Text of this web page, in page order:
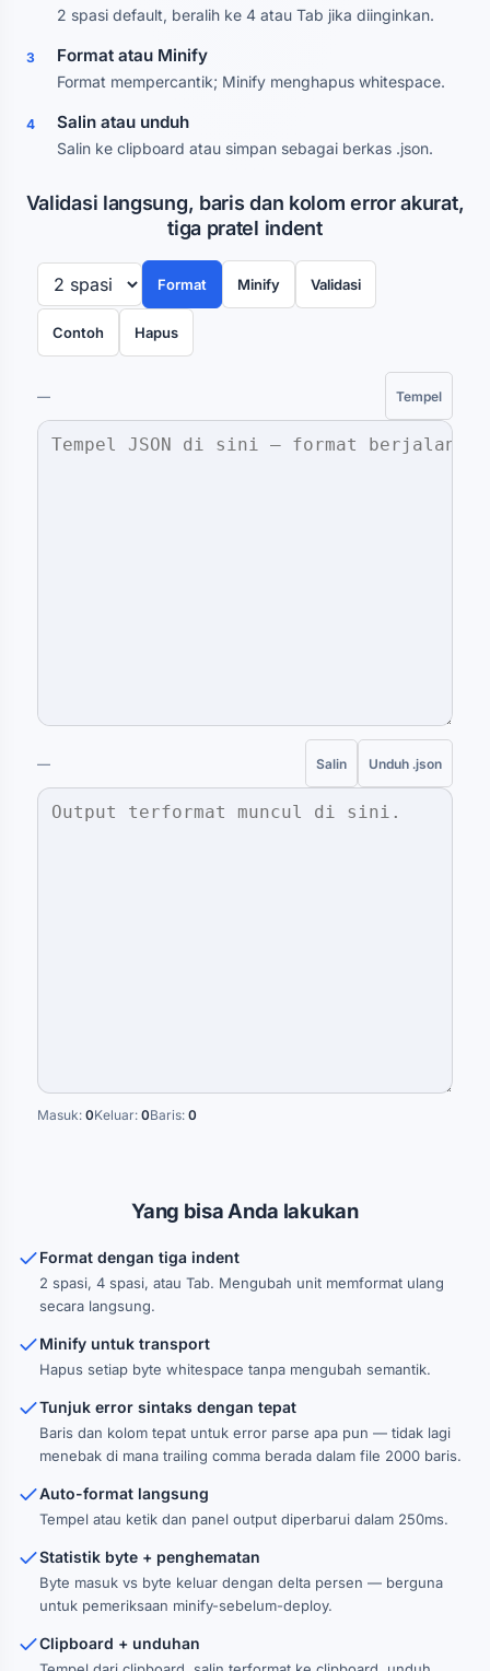
2 spasi default, beralih ke 4 atau Tab jika diinginkan.
3 Format atau Minify
Format mempercantik; Minify menghapus whitespace.
4 Salin atau unduh
Salin ke clipboard atau simpan sebagai berkas .json.
Validasi langsung, baris dan kolom error akurat,
tiga pratel indent
Format Minify Validasi
Contoh Hapus
— Tempel
— Salin Unduh .json
Masuk: 0Keluar: 0Baris: 0
Yang bisa Anda lakukan
Format dengan tiga indent
2 spasi, 4 spasi, atau Tab. Mengubah unit memformat ulang
secara langsung.
Minify untuk transport
Hapus setiap byte whitespace tanpa mengubah semantik.
Tunjuk error sintaks dengan tepat
Baris dan kolom tepat untuk error parse apa pun — tidak lagi
menebak di mana trailing comma berada dalam file 2000 baris.
Auto-format langsung
Tempel atau ketik dan panel output diperbarui dalam 250ms.
Statistik byte + penghematan
Byte masuk vs byte keluar dengan delta persen — berguna
untuk pemeriksaan minify-sebelum-deploy.
Clipboard + unduhan